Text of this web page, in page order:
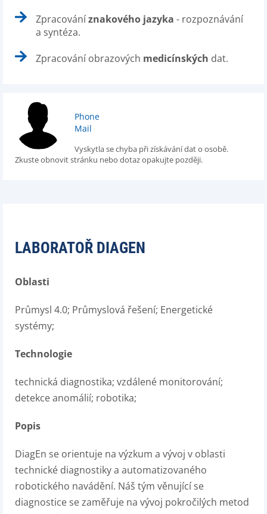
Zpracováníznakového jazyka - rozpoznávání
a syntéza.
Zpracování obrazových medicínských dat.
Phone
Mail
Vyskytla se chyba při získávání dat o osobě.
Zkuste obnovit stránku nebo dotaz opakujte později.
LABORATOŘ DIAGEN
Oblasti
Průmysl 4.0; Průmyslová řešení; Energetické
systémy;
Technologie
technická diagnostika; vzdálené monitorování;
detekce anomálií; robotika;
Popis
DiagEn se orientuje na výzkum a vývoj v oblasti
technické diagnostiky a automatizovaného
robotického navádění. Náš tým věnující se
diagnostice se zaměřuje na vývoj pokročilých metod